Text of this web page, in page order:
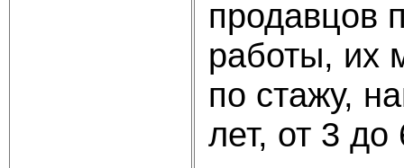
продавцов
работы, их
по стажу,
лет, от 3